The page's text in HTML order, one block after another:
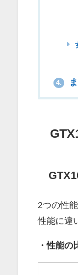
4.
2つの性
性能に違
・性能の